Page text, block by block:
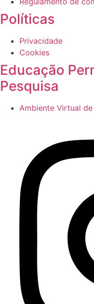
Políticas
Privacidade
Cookies
Educação
Pesquisa
Ambiente Virtual